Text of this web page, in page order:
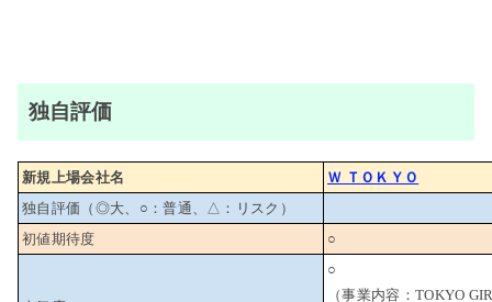
独自評価
新規上場会社名
Ｗ ＴＯＫＹＯ
独自評価（◎大、○：普通、△：リスク）
初値期待度
○
○
（事業内容：TOKYO